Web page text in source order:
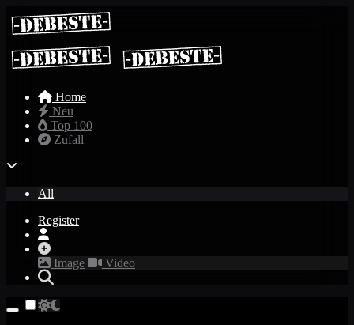
Home
Neu
Top 100
Zufall
All
Register
Image Video